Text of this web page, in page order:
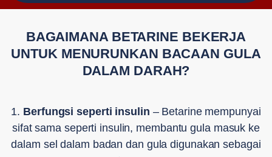
BAGAIMANA BETARINE BEKERJA
UNTUK MENURUNKAN BACAAN GULA
DALAM DARAH?
1. Berfungsi seperti insulin – Betarine mempunyai
sifat sama seperti insulin, membantu gula masuk ke
dalam sel dalam badan dan gula digunakan sebagai